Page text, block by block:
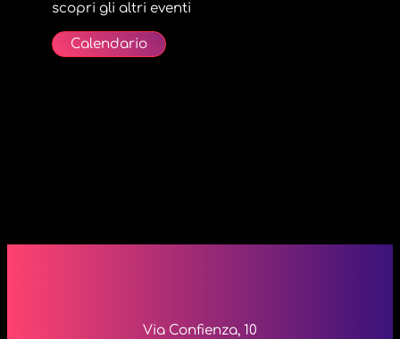
scopri gli altri eventi
Calendario
Via Confienza, 10